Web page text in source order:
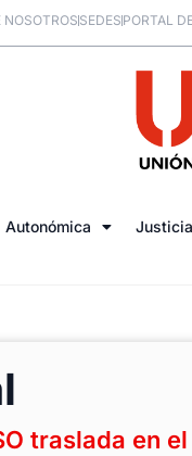
NOSOTROSSEDESPORTAL
Autonómica Justicia
traslada en